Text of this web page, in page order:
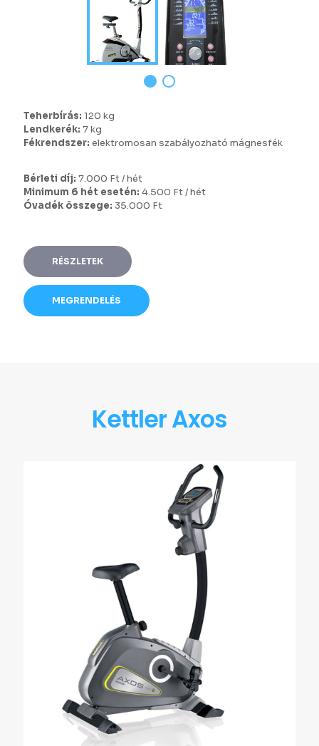
Teherbírás: 120 kg
Lendkerék: 7 kg
Fékrendszer: elektromosan szabályozható mágnesfék
Bérleti díj: 7.000 Ft / hét
Minimum 6 hét esetén: 4.500 Ft / hét
Óvadék összege: 35.000 Ft
RÉSZLETEK
MEGRENDELÉS
Kettler Axos